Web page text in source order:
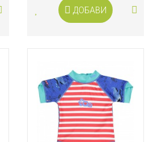
ДОБАВИ